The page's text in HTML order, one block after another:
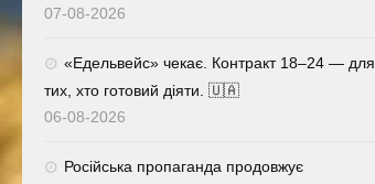
07-08-2026
«Едельвейс» чекає. Контракт 18–24 — для
тих, хто готовий діяти. 🇺🇦
06-08-2026
Російська пропаганда продовжує